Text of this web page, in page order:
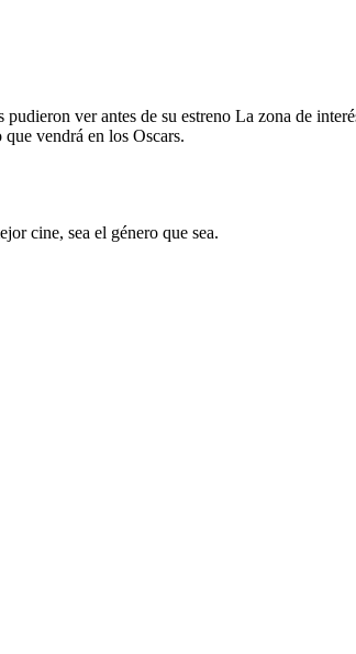
ver antes de su estreno La zona de
vendrá en los Oscars.
cine, sea el género que sea.